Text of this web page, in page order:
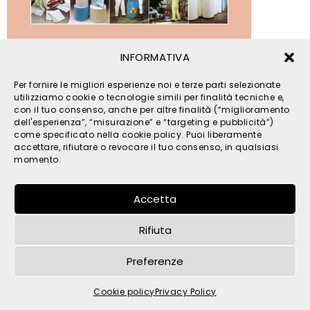
INFORMATIVA
Per fornire le migliori esperienze noi e terze parti selezionate
utilizziamo cookie o tecnologie simili per finalità tecniche e,
con il tuo consenso, anche per altre finalità (“miglioramento
dell'esperienza”, “misurazione” e “targeting e pubblicità”)
come specificato nella cookie policy. Puoi liberamente
accettare, rifiutare o revocare il tuo consenso, in qualsiasi
momento.
Accetta
Rifiuta
Preferenze
Cookie policyPrivacy Policy
IT05121480262 -privacy-cookies - by